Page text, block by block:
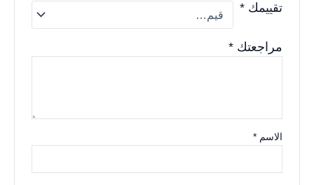
تقييمك*
مراجعتك*
الاسم*